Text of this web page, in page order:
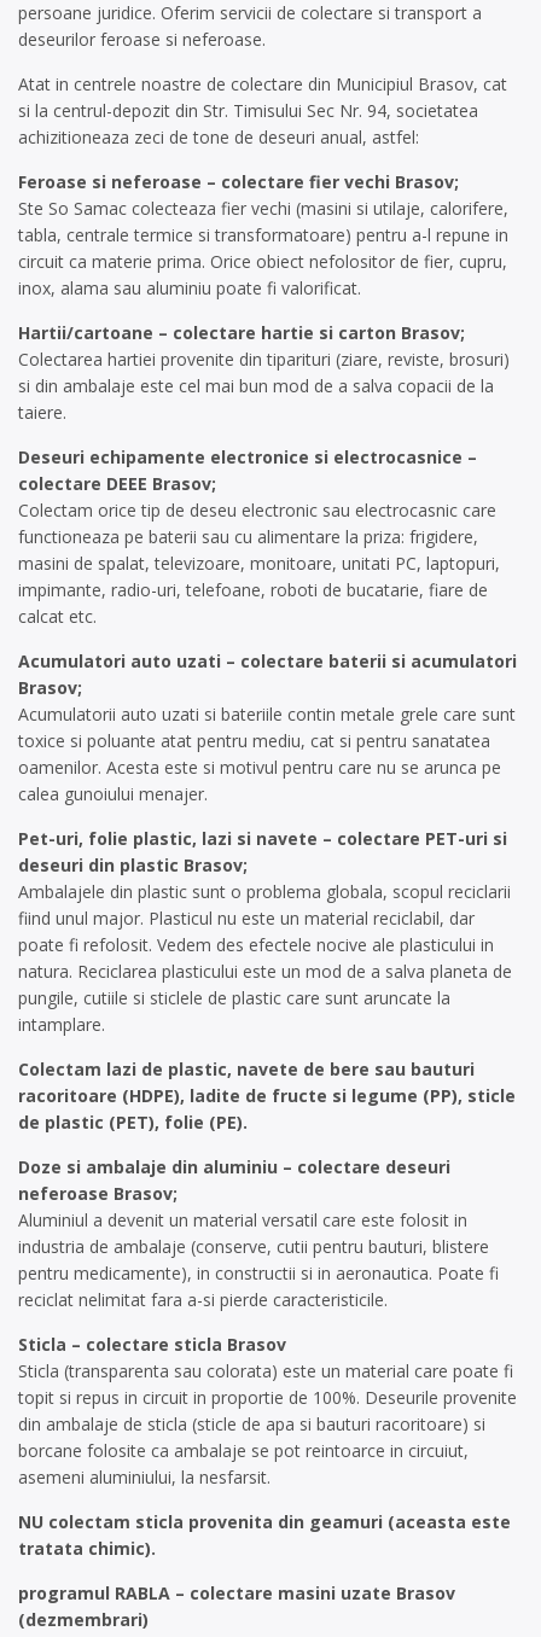
persoane juridice. Oferim servicii de colectare si transport a
deseurilor feroase si neferoase.
Atat in centrele noastre de colectare din Municipiul Brasov, cat
si la centrul-depozit din Str. Timisului Sec Nr. 94, societatea
achizitioneaza zeci de tone de deseuri anual, astfel:
Feroase si neferoase – colectare fier vechi Brasov;
Ste So Samac colecteaza fier vechi (masini si utilaje, calorifere,
tabla, centrale termice si transformatoare) pentru a-l repune in
circuit ca materie prima. Orice obiect nefolositor de fier, cupru,
inox, alama sau aluminiu poate fi valorificat.
Hartii/cartoane – colectare hartie si carton Brasov;
Colectarea hartiei provenite din tiparituri (ziare, reviste, brosuri)
si din ambalaje este cel mai bun mod de a salva copacii de la
taiere.
Deseuri echipamente electronice si electrocasnice –
colectare DEEE Brasov;
Colectam orice tip de deseu electronic sau electrocasnic care
functioneaza pe baterii sau cu alimentare la priza: frigidere,
masini de spalat, televizoare, monitoare, unitati PC, laptopuri,
impimante, radio-uri, telefoane, roboti de bucatarie, fiare de
calcat etc.
Acumulatori auto uzati – colectare baterii si acumulatori
Brasov;
Acumulatorii auto uzati si bateriile contin metale grele care sunt
toxice si poluante atat pentru mediu, cat si pentru sanatatea
oamenilor. Acesta este si motivul pentru care nu se arunca pe
calea gunoiului menajer.
Pet-uri, folie plastic, lazi si navete – colectare PET-uri si
deseuri din plastic Brasov;
Ambalajele din plastic sunt o problema globala, scopul reciclarii
fiind unul major. Plasticul nu este un material reciclabil, dar
poate fi refolosit. Vedem des efectele nocive ale plasticului in
natura. Reciclarea plasticului este un mod de a salva planeta de
pungile, cutiile si sticlele de plastic care sunt aruncate la
intamplare.
Colectam lazi de plastic, navete de bere sau bauturi
racoritoare (HDPE), ladite de fructe si legume (PP), sticle
de plastic (PET), folie (PE).
Doze si ambalaje din aluminiu – colectare deseuri
neferoase Brasov;
Aluminiul a devenit un material versatil care este folosit in
industria de ambalaje (conserve, cutii pentru bauturi, blistere
pentru medicamente), in constructii si in aeronautica. Poate fi
reciclat nelimitat fara a-si pierde caracteristicile.
Sticla – colectare sticla Brasov
Sticla (transparenta sau colorata) este un material care poate fi
topit si repus in circuit in proportie de 100%. Deseurile provenite
din ambalaje de sticla (sticle de apa si bauturi racoritoare) si
borcane folosite ca ambalaje se pot reintoarce in circuiut,
asemeni aluminiului, la nesfarsit.
NU colectam sticla provenita din geamuri (aceasta este
tratata chimic).
programul RABLA – colectare masini uzate Brasov
(dezmembrari)